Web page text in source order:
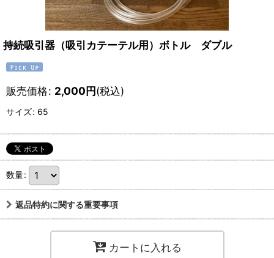
持続吸引器（吸引カテーテル用）ボトル ダブル
販売価格: 2,000円(税込)
サイズ: 65
数量:
返品特約に関する重要事項
カートに入れる